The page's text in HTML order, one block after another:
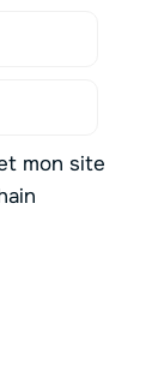
mon site